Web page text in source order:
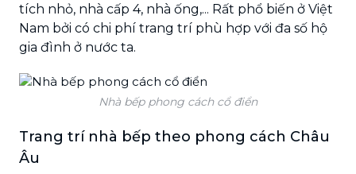
tích nhỏ, nhà cấp 4, nhà ống,... Rất phổ biến ở Việt
Nam bởi có chi phí trang trí phù hợp với đa số hộ
gia đình ở nước ta.
Nhà bếp phong cách cổ điển
Trang trí nhà bếp theo phong cách Châu
Âu